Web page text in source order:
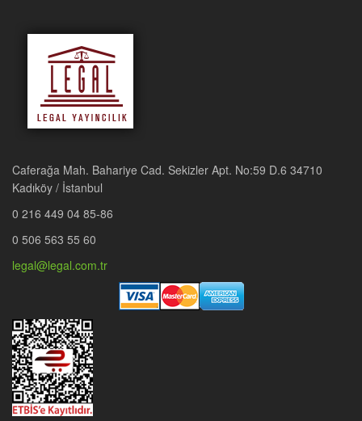
Caferağa Mah. Bahariye Cad. Sekizler Apt. No:59 D.6 34710
Kadıköy / İstanbul
0 216 449 04 85-86
0 506 563 55 60
legal@legal.com.tr